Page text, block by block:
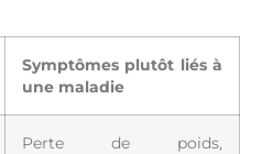
Symptômes plutôt liés à
une maladie
Perte de poids,